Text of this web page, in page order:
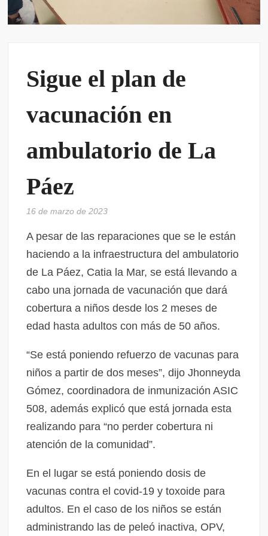
Sigue el plan de
vacunación en
ambulatorio de La
Páez
16 de marzo de 2023
A pesar de las reparaciones que se le están
haciendo a la infraestructura del ambulatorio
de La Páez, Catia la Mar, se está llevando a
cabo una jornada de vacunación que dará
cobertura a niños desde los 2 meses de
edad hasta adultos con más de 50 años.
“Se está poniendo refuerzo de vacunas para
niños a partir de dos meses”, dijo Jhonneyda
Gómez, coordinadora de inmunización ASIC
508, además explicó que está jornada esta
realizando para “no perder cobertura ni
atención de la comunidad”.
En el lugar se está poniendo dosis de
vacunas contra el covid-19 y toxoide para
adultos. En el caso de los niños se están
administrando las de peleó inactiva, OPV,